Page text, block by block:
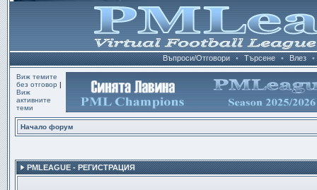
Въпроси/Отговори • Търсене • Влез •
Виж темите
без отговор |
Виж
активните
теми
Начало форум
PMLEAGUE - РЕГИСТРАЦИЯ